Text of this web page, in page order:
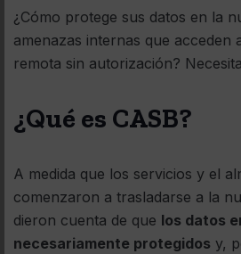
¿Cómo protege sus datos en la
amenazas internas que acceden
remota sin autorización?
¿Qué es CASB?
A medida que los servicios y el
comenzaron a trasladarse a la
dieron cuenta de que los datos
necesariamente protegidos y,